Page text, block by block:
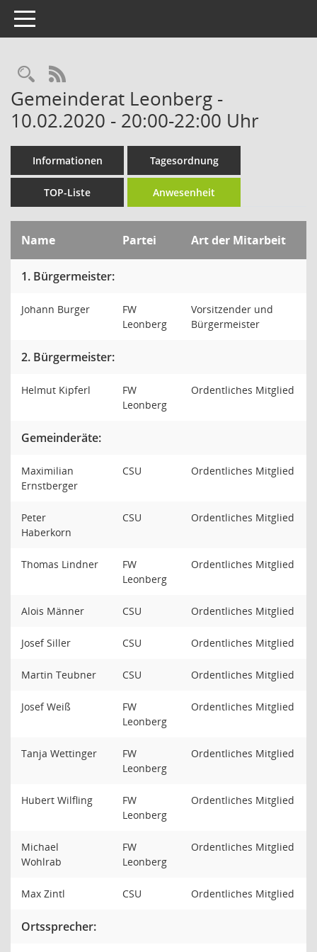
Toggle navigation
RSS-Feed
Gemeinderat Leonberg -
10.02.2020 - 20:00-22:00 Uhr
Informationen Tagesordnung
TOP-Liste Anwesenheit
Name Partei Art der Mitarbeit
1. Bürgermeister:
Johann Burger
FW
Leonberg
Vorsitzender und
Bürgermeister
2. Bürgermeister:
Helmut Kipferl
FW
Leonberg
Ordentliches Mitglied
Gemeinderäte:
Maximilian
Ernstberger
CSU Ordentliches Mitglied
Peter
Haberkorn
CSU Ordentliches Mitglied
Thomas Lindner
FW
Leonberg
Ordentliches Mitglied
Alois Männer CSU Ordentliches Mitglied
Josef Siller CSU Ordentliches Mitglied
Martin Teubner CSU Ordentliches Mitglied
Josef Weiß
FW
Leonberg
Ordentliches Mitglied
Tanja Wettinger
FW
Leonberg
Ordentliches Mitglied
Hubert Wilfling
FW
Leonberg
Ordentliches Mitglied
Michael
Wohlrab
FW
Leonberg
Ordentliches Mitglied
Max Zintl CSU Ordentliches Mitglied
Ortssprecher: